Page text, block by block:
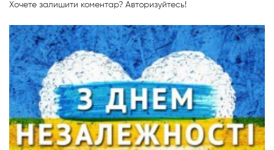
Хочете залишити коментар? Авторизуйтесь!